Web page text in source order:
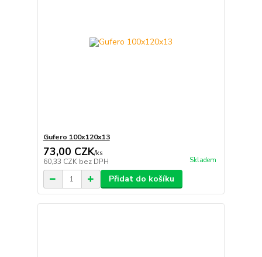
Gufero 100x120x13
73,00 CZK/ks
60,33 CZK bez DPH Skladem
Přidat do košíku